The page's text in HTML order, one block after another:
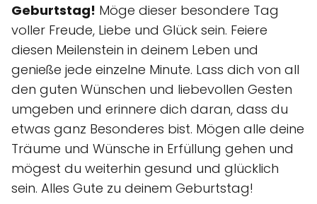
Geburtstag! Möge dieser besondere Tag
voller Freude, Liebe und Glück sein. Feiere
diesen Meilenstein in deinem Leben und
genieße jede einzelne Minute. Lass dich von all
den guten Wünschen und liebevollen Gesten
umgeben und erinnere dich daran, dass du
etwas ganz Besonderes bist. Mögen alle deine
Träume und Wünsche in Erfüllung gehen und
mögest du weiterhin gesund und glücklich
sein. Alles Gute zu deinem Geburtstag!